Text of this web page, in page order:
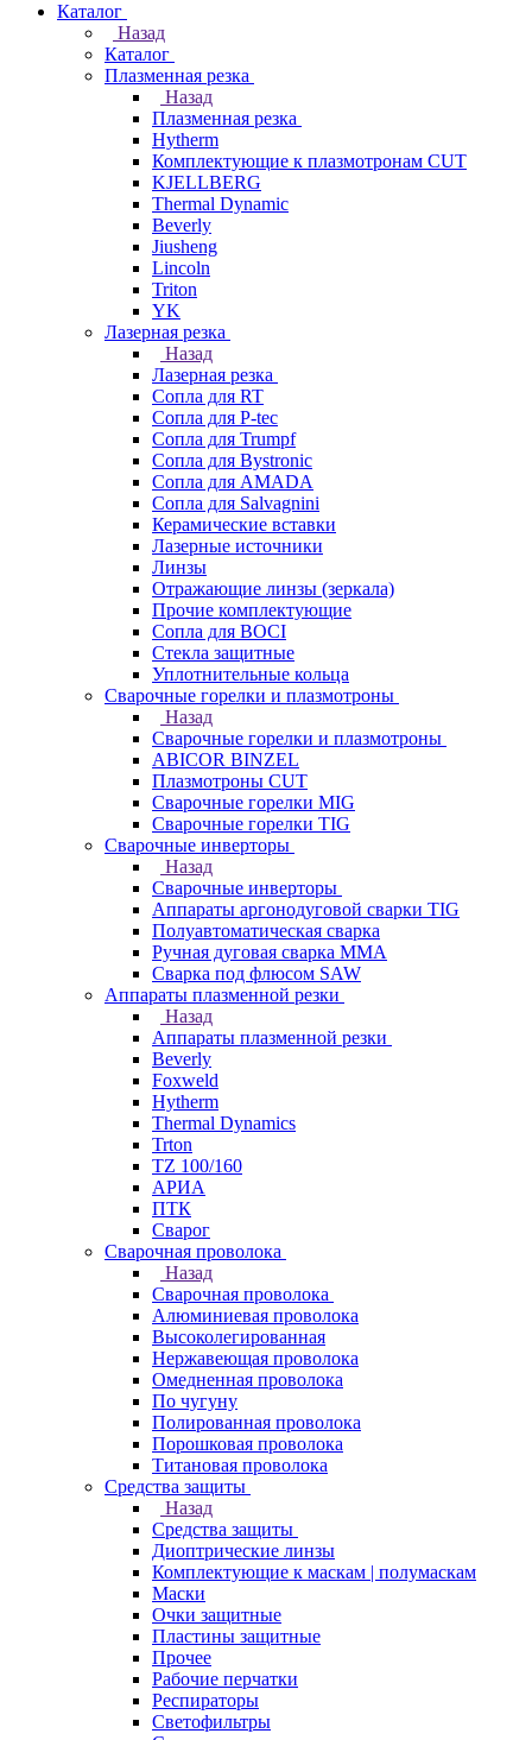
Каталог
Назад
Каталог
Плазменная резка
Назад
Плазменная резка
Hytherm
Комплектующие к плазмотронам CUT
KJELLBERG
Thermal Dynamic
Beverly
Jiusheng
Lincoln
Triton
YK
Лазерная резка
Назад
Лазерная резка
Сопла для RT
Сопла для P-tec
Сопла для Trumpf
Сопла для Bystronic
Сопла для AMADA
Сопла для Salvagnini
Керамические вставки
Лазерные источники
Линзы
Отражающие линзы (зеркала)
Прочие комплектующие
Сопла для BOCI
Стекла защитные
Уплотнительные кольца
Сварочные горелки и плазмотроны
Назад
Сварочные горелки и плазмотроны
ABICOR BINZEL
Плазмотроны CUT
Сварочные горелки MIG
Сварочные горелки TIG
Сварочные инверторы
Назад
Сварочные инверторы
Аппараты аргонодуговой сварки TIG
Полуавтоматическая сварка
Ручная дуговая сварка MMA
Сварка под флюсом SAW
Аппараты плазменной резки
Назад
Аппараты плазменной резки
Beverly
Foxweld
Hytherm
Thermal Dynamics
Trton
TZ 100/160
АРИА
ПТК
Сварог
Сварочная проволока
Назад
Сварочная проволока
Алюминиевая проволока
Высоколегированная
Нержавеющая проволока
Омедненная проволока
По чугуну
Полированная проволока
Порошковая проволока
Титановая проволока
Средства защиты
Назад
Средства защиты
Диоптрические линзы
Комплектующие к маскам | полумаскам
Маски
Очки защитные
Пластины защитные
Прочее
Рабочие перчатки
Респираторы
Светофильтры